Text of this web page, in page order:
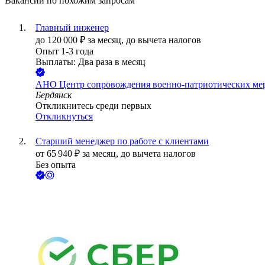
Главный инженер
до 120 000 ₽ за месяц, до вычета налогов
Опыт 1-3 года
Выплаты: Два раза в месяц
АНО Центр сопровождения военно-патриотических
Бердянск
Откликнитесь среди первых
Откликнуться
Старший менеджер по работе с клиентами
от 65 940 ₽ за месяц, до вычета налогов
Без опыта